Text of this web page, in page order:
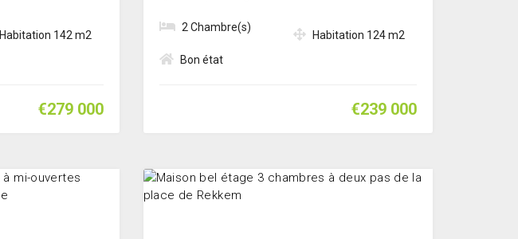
Habitation 142 m2
€279 000
2 Chambre(s)
Bon état
Habitation 124 m2
€239 000